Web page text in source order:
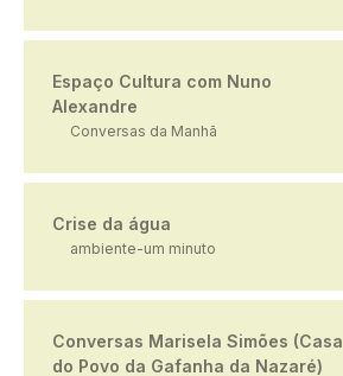
Espaço Cultura com Nuno
Alexandre
Conversas da Manhã
Crise da água
ambiente-um minuto
Conversas Marisela Simões (Casa
do Povo da Gafanha da Nazaré)